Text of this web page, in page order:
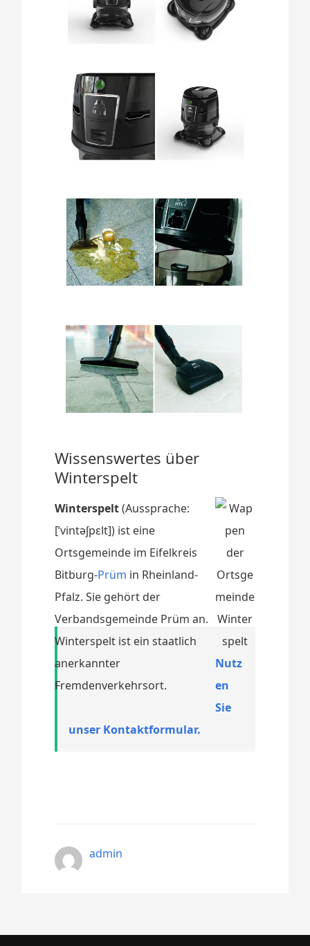
Wissenswertes über
Winterspelt
Winterspelt(Aussprache:
[ˈvintəʃpɛlt]) ist eine
Ortsgemeinde im Eifelkreis
Bitburg-Prüm in Rheinland-
Pfalz. Sie gehört der
Verbandsgemeinde Prüm an.
Winterspelt ist ein staatlich
anerkannter
Fremdenverkehrsort.
Nutz
en
Sie
unser Kontaktformular.
admin